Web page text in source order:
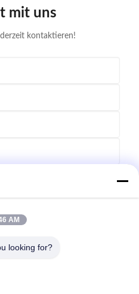
parts,
mit uns
kontaktieren!
Sie
AM
looking for?